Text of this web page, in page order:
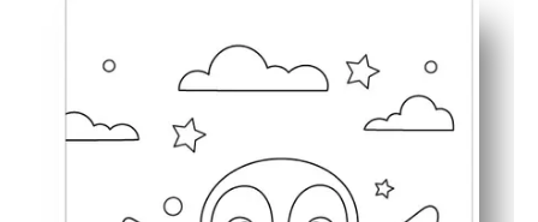
Χτίζει λεπτές κινητικές δεξιότητες, αναγνώριση
Ιδανικό για πρώιμους τερματιστές, κέντρα, σχέδια
Τα καθαρά, έντονα περιγράμματα και ο φιλικός προς